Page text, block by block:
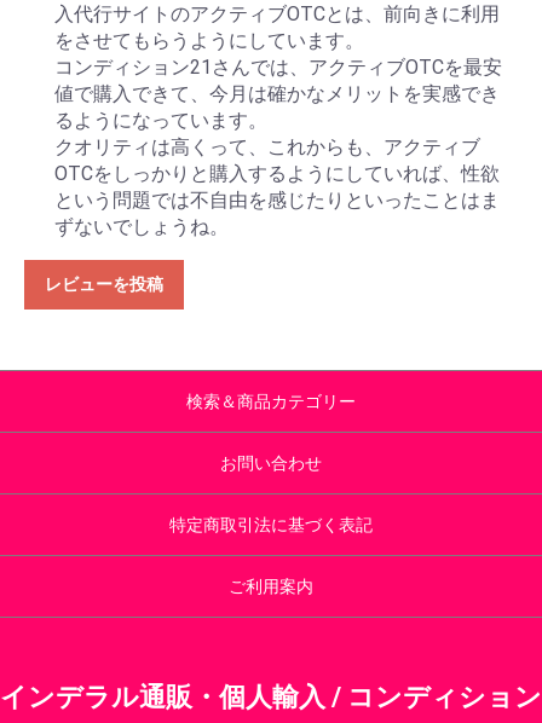
入代行サイトのアクティブOTCとは、前向きに利用
をさせてもらうようにしています。
コンディション21さんでは、アクティブOTCを最安
値で購入できて、今月は確かなメリットを実感でき
るようになっています。
クオリティは高くって、これからも、アクティブ
OTCをしっかりと購入するようにしていれば、性欲
という問題では不自由を感じたりといったことはま
ずないでしょうね。
レビューを投稿
検索＆商品カテゴリー
お問い合わせ
特定商取引法に基づく表記
ご利用案内
インデラル通販・個人輸入 / コンディション